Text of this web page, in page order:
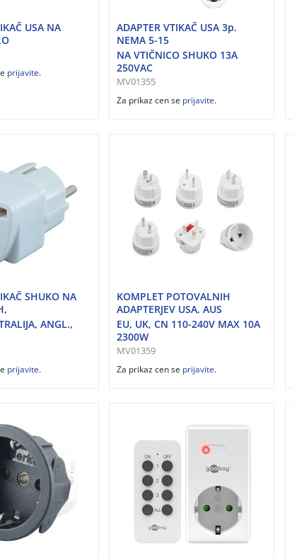
USA NA
prijavite.
ADAPTER VTIKAČ USA 3p.
NEMA 5-15
NA VTIČNICO SHUKO 13A
250VAC
MV01355
Za prikaz cen se prijavite.
SHUKO NA
ANGL.,
prijavite.
KOMPLET POTOVALNIH
ADAPTERJEV USA, AUS
EU, UK, CN 110-240V MAX 10A
2300W
MV01359
Za prikaz cen se prijavite.